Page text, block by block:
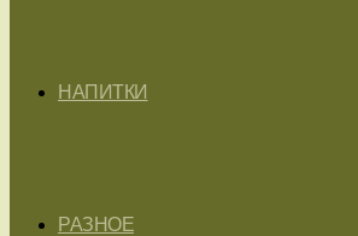
НАПИТКИ
РАЗНОЕ